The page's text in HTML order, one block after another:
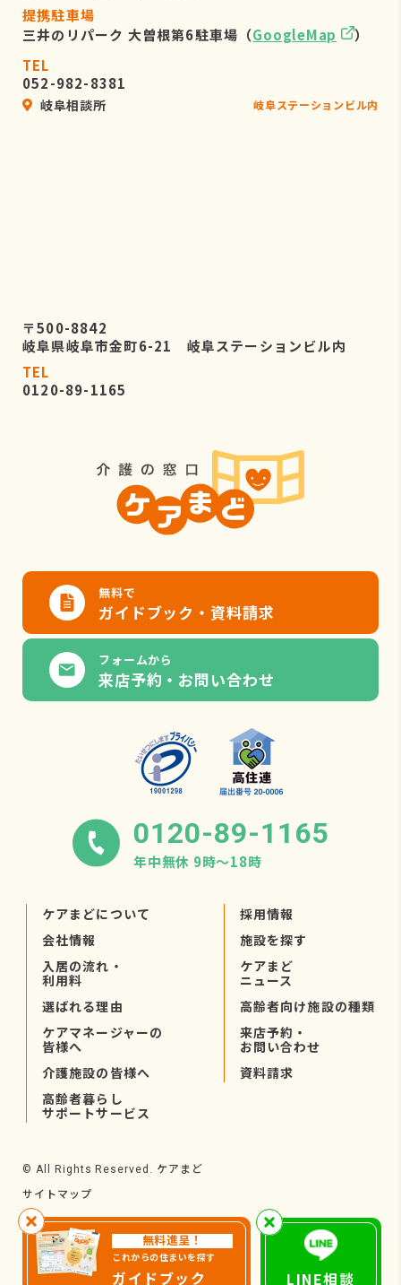
無料進呈！
これからの住まいを探す
ガイドブック LINE相談
提携駐車場
三井のリパーク 大曽根第6駐車場（GoogleMap
）
TEL
052-982-8381
岐阜相談所 岐阜ステーションビル内
〒500-8842
岐阜県岐阜市金町6-21 岐阜ステーションビル内
TEL
0120-89-1165
無料で
ガイドブック・資料請求
フォームから
来店予約・お問い合わせ
0120-89-1165
年中無休 9時〜18時
ケアまどについて
会社情報
入居の流れ・
利用料
選ばれる理由
ケアマネージャーの
皆様へ
介護施設の皆様へ
高齢者暮らし
サポートサービス
採用情報
施設を探す
ケアまど
ニュース
高齢者向け施設の種類
来店予約・
お問い合わせ
資料請求
© All Rights Reserved. ケアまど
サイトマップ